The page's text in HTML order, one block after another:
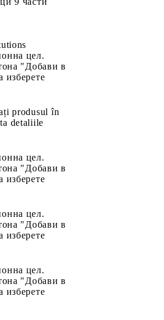
цел.
"Добави в
изберете
produsul în
detaliile
цел.
"Добави в
изберете
цел.
"Добави в
изберете
цел.
"Добави в
изберете